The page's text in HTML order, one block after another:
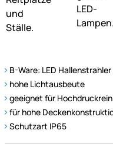
B-Ware: LED
hohe Lichtausbeute
geeignet für
für hohe
Schutzart IP65